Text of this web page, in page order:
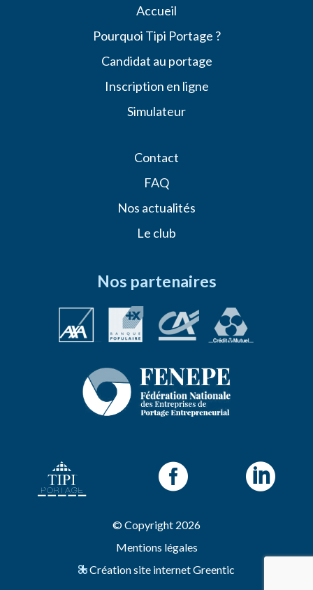
Accueil
Pourquoi Tipi Portage ?
Candidat au portage
Inscription en ligne
Simulateur
Contact
FAQ
Nos actualités
Le club
Nos partenaires
 
© Copyright 2026
Mentions légales
Création site internet Greentic